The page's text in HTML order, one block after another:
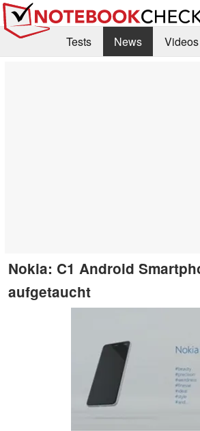
Tests News
Videos
Nokia: C1 Android
aufgetaucht